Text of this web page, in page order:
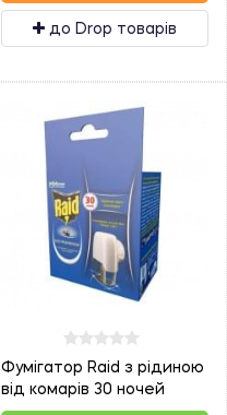
до Drop товарів
Фумігатор Raid з рідиною
від комарів 30 ночей